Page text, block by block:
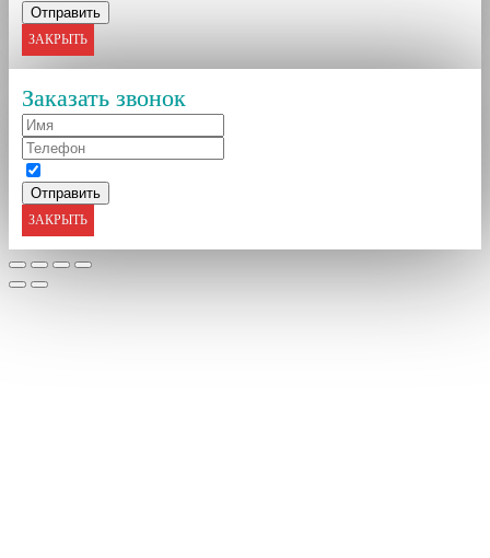
ЗАКРЫТЬ
Заказать звонок
ЗАКРЫТЬ